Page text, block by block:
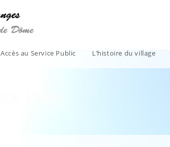
Accès au Service Public L’histoire du village